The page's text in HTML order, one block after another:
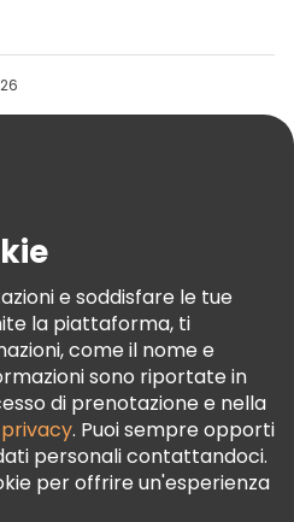
e soddisfare le tue
la piattaforma, ti
come il nome e
sono riportate in
di prenotazione e nella
. Puoi sempre opporti
personali contattandoci.
per offrire un'esperienza